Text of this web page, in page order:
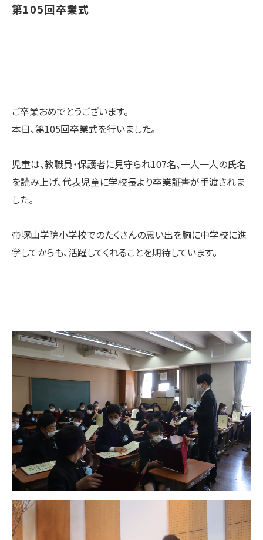
第105回卒業式
ご卒業おめでとうございます。
本日、第105回卒業式を行いました。
児童は、教職員・保護者に見守られ107名、一人一人の氏名
を読み上げ、代表児童に学校長より卒業証書が手渡されま
した。
帝塚山学院小学校でのたくさんの思い出を胸に中学校に進
学してからも、活躍してくれることを期待しています。